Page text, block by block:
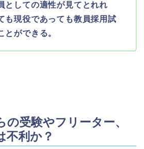
としての適性が見てとれれ
も現役であっても教員採用試
とができる。
の受験やフリーター、
不利か？